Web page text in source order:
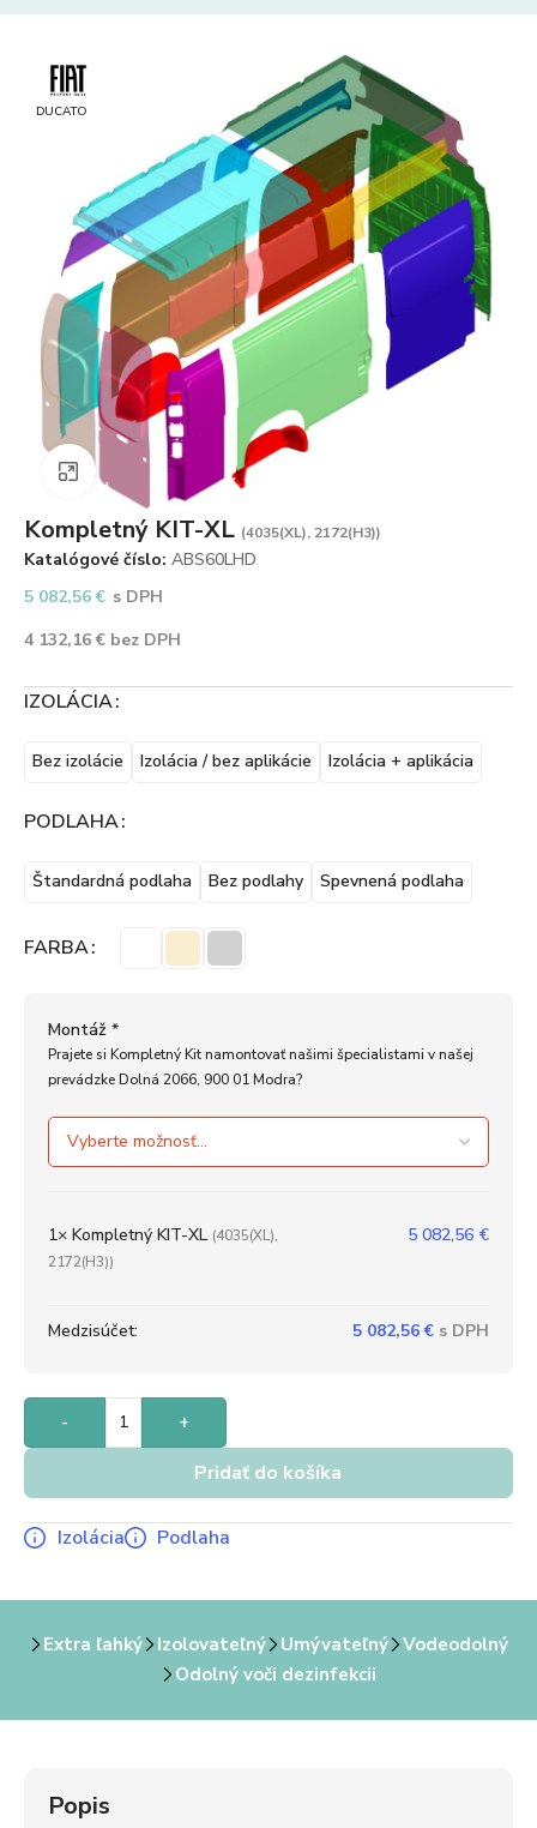
DUCATO
Zväčšiť obrázok
Kompletný KIT-XL (4035(XL), 2172(H3))
Katalógové číslo: ABS60LHD
5 082,56€ s DPH
4 132,16€ bez DPH
IZOLÁCIA
Bez izolácie Izolácia / bez aplikácie Izolácia + aplikácia
PODLAHA
Štandardná podlaha Bez podlahy Spevnená podlaha
FARBA
Montáž *
Prajete si Kompletný Kit namontovať našimi špecialistami v našej
prevádzke Dolná 2066, 900 01 Modra?
1× Kompletný KIT-XL (4035(XL),
2172(H3))
5 082,56 €
Medzisúčet: 5 082,56€
- +
Pridať do košíka
Izolácia Podlaha
Extra ľahký Izolovateľný Umývateľný
Vodeodolný
Odolný voči dezinfekcii
Popis